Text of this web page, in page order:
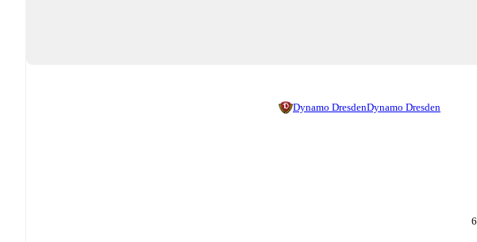
Dynamo DresdenDynamo Dresden
6